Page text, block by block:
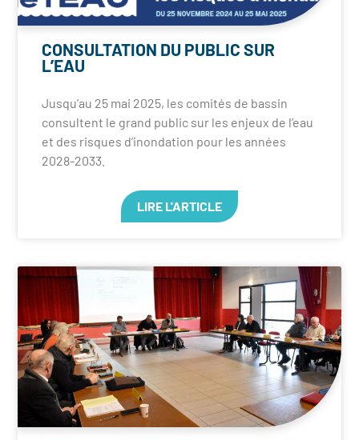
CONSULTATION DU PUBLIC SUR
L’EAU
Jusqu’au 25 mai 2025, les comités de bassin
consultent le grand public sur les enjeux de l’eau
et des risques d’inondation pour les années
2028-2033.
LIRE L'ARTICLE